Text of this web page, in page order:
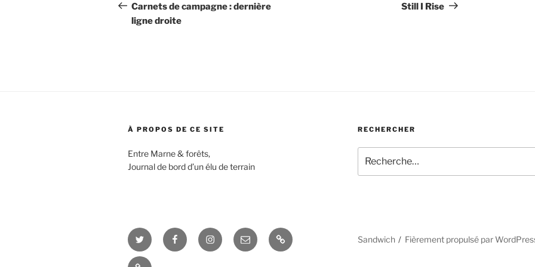
de
l’article
précédent
Carnets de campagne : dernière
ligne droite
suivant
Still I Rise
À PROPOS DE CE SITE
Entre Marne & forêts,
Journal de bord d’un élu de terrain
RECHERCHER
pour
:
Twitter FacebookInstagram
E-
mail
Blog
Interview
Sandwich Fièrement propulsé par